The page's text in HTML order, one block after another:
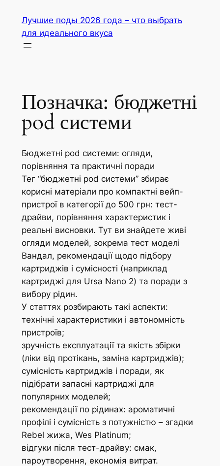
вмісту
Лучшие поды 2026 года – что выбрать
для идеального вкуса
Позначка: бюджетні
pod системи
Бюджетні pod системи: огляди,
порівняння та практичні поради
Тег “бюджетні pod системи” збирає
корисні матеріали про компактні вейп-
пристрої в категорії до 500 грн: тест-
драйви, порівняння характеристик і
реальні висновки. Тут ви знайдете живі
огляди моделей, зокрема тест моделі
Вандал, рекомендації щодо підбору
картриджів і сумісності (наприклад
картриджі для Ursa Nano 2) та поради з
вибору рідин.
У статтях розбирають такі аспекти:
технічні характеристики і автономність
пристроїв;
зручність експлуатації та якість збірки
(ліки від протікань, заміна картриджів);
сумісність картриджів і поради, як
підібрати запасні картриджі для
популярних моделей;
рекомендації по рідинах: ароматичні
профілі і сумісність з потужністю – згадки
Rebel жижа, Wes Platinum;
відгуки після тест-драйву: смак,
пароутворення, економія витрат.